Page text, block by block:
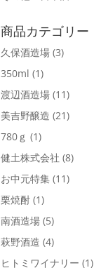
商品カテゴリー
久保酒造場 (3)
350ml (1)
渡辺酒造場 (11)
美吉野醸造 (21)
780ｇ (1)
健土株式会社 (8)
お中元特集 (11)
栗焼酎 (1)
南酒造場 (5)
萩野酒造 (4)
ヒトミワイナリー (1)